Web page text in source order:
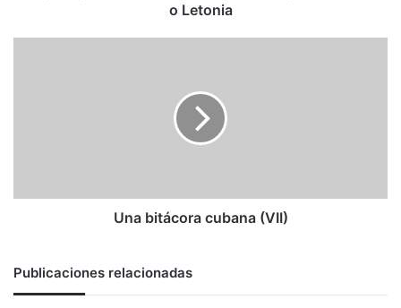
o Letonia
Una bitácora cubana (VII)
Publicaciones relacionadas